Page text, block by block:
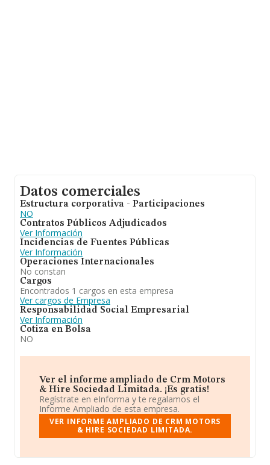
Datos comerciales
Estructura corporativa - Participaciones
NO
Contratos Públicos Adjudicados
Ver Información
Incidencias de Fuentes Públicas
Ver Información
Operaciones Internacionales
No constan
Cargos
Encontrados 1 cargos en esta empresa
Ver cargos de Empresa
Responsabilidad Social Empresarial
Ver Información
Cotiza en Bolsa
NO
Ver el informe ampliado de Crm Motors
& Hire Sociedad Limitada. ¡Es gratis!
Regístrate en eInforma y te regalamos el
Informe Ampliado de esta empresa.
VER INFORME AMPLIADO DE CRM MOTORS
& HIRE SOCIEDAD LIMITADA.